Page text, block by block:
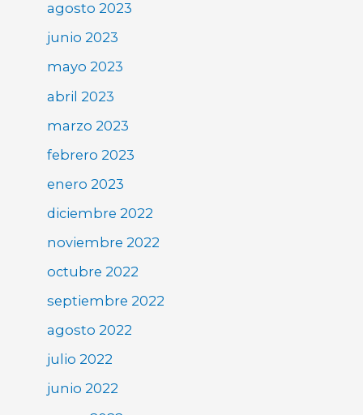
agosto 2023
junio 2023
mayo 2023
abril 2023
marzo 2023
febrero 2023
enero 2023
diciembre 2022
noviembre 2022
octubre 2022
septiembre 2022
agosto 2022
julio 2022
junio 2022